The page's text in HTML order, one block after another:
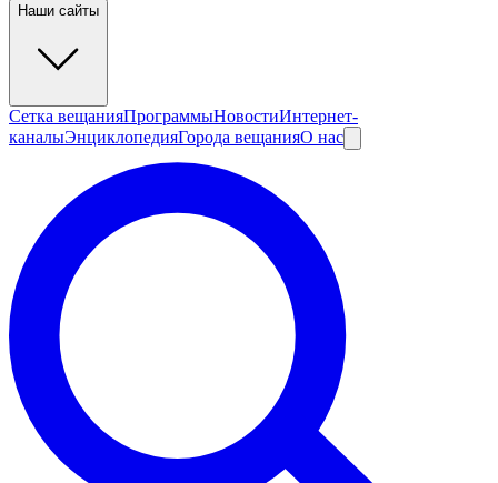
Наши сайты
Сетка вещанияПрограммыНовостиИнтернет-
каналыЭнциклопедияГорода вещанияО нас